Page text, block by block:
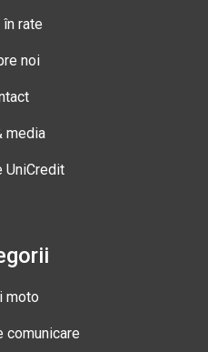
în rate
noi
media
UniCredit
moto
comunicare